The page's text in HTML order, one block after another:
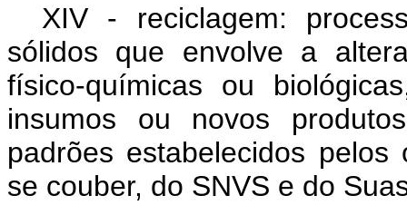
XIV - reciclagem:
sólidos que envolve a
físico-químicas ou
insumos ou novos
padrões estabelecidos
se couber, do SNVS e do